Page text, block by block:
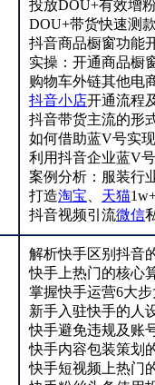
投放DOU+有效增
DOU+带货快速测
抖音商品橱窗功能
实操：开通商品橱
购物车外链其他电
抖音小店开通流程
抖音带货主流的形
如何借助蓝V号实
利用抖音企业蓝V
案例分析：服装行
打造淘宝 天猫
抖音视频引流微信
解析快手区别抖音
快手上热门的核心
掌握快手运营6大
新手入驻快手的人
快手避免违规及账
快手内容包装策划
快手短视频上热门